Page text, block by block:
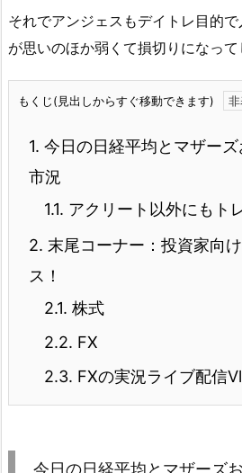
それでアンジェスもデイトレ目的
が思いのほか弱くて損切りになって
もくじ(見出しからすぐ移動できます)
1. 今日の日経平均とマザー
市況
1.1. アクリート以外にもト
2. 末尾コーナー：投資家向
ス！
2.1. 株式
2.2. FX
2.3. FXの実況ライブ配信
今日の日経平均とマザーズ